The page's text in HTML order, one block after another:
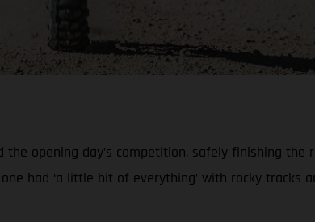
opening day’s competition, safely finishing
had ‘a little bit of everything’ with rocky tracks